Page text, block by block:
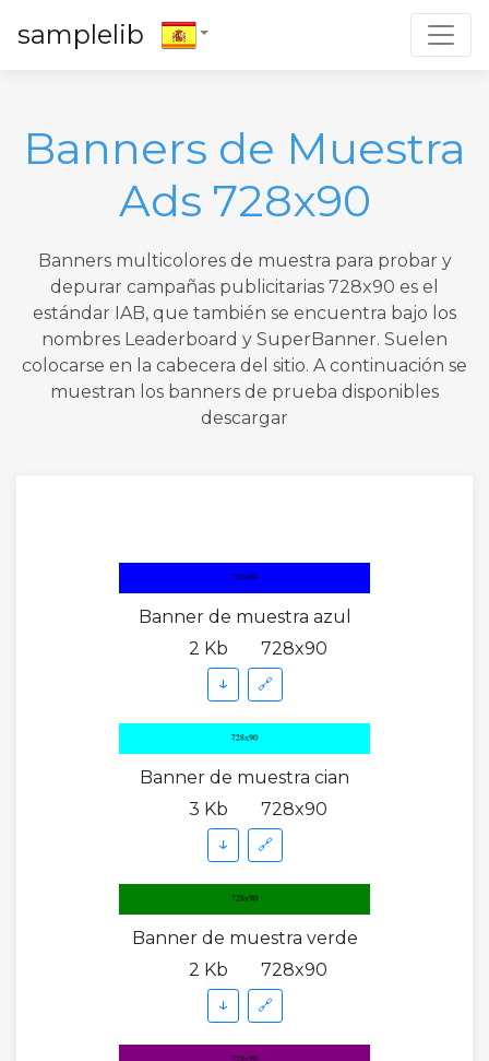
samplelib
Banners de Muestra
Ads 728x90
Banners multicolores de muestra para probar y
depurar campañas publicitarias 728x90 es el
estándar IAB, que también se encuentra bajo los
nombres Leaderboard y SuperBanner. Suelen
colocarse en la cabecera del sitio. A continuación se
muestran los banners de prueba disponibles
descargar
Banner de muestra azul
2 Kb
728x90
↓ 🔗
Banner de muestra cian
3 Kb
728x90
↓ 🔗
Banner de muestra verde
2 Kb
728x90
↓ 🔗